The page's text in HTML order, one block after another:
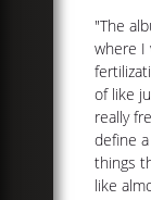
"The
where I
of like
really
define
things
like